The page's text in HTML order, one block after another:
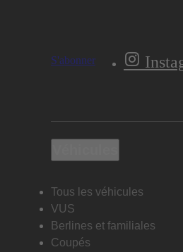
S'abonner
Tous les véhicules
VUS
Berlines et familiales
Coupés